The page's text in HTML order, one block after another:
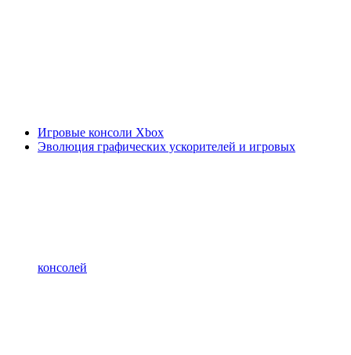
Игровые консоли Xbox
Эволюция графических ускорителей и игровых
консолей